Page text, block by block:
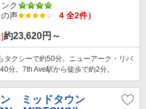
ク
声
4 全2件）
約23,620円～
タクシーで約50分。ニューアーク・リバ
分。7th Ave駅から徒歩で約2分。
ミッドタウン